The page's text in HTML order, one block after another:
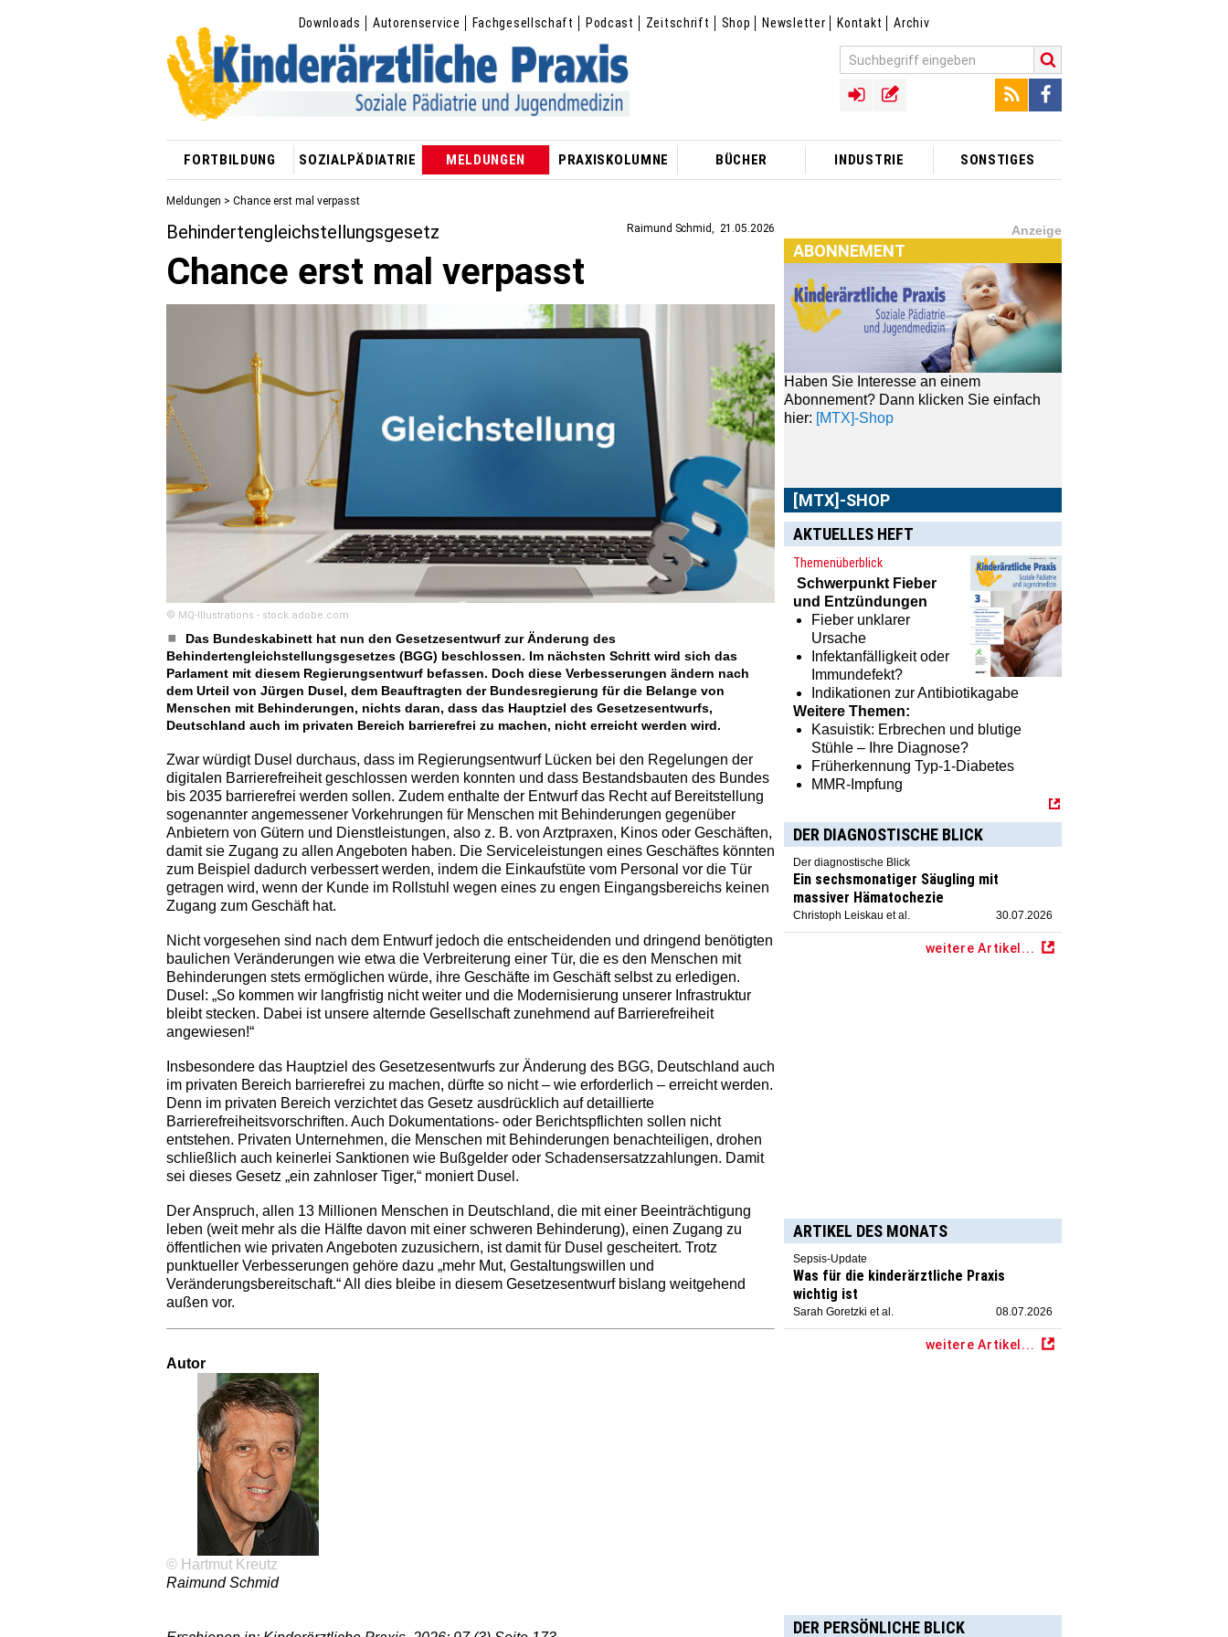
Downloads Autorenservice Fachgesellschaft Podcast Zeitschrift Shop Newsletter Kontakt Archiv
FORTBILDUNG SOZIALPÄDIATRIE MELDUNGEN PRAXISKOLUMNE BÜCHER INDUSTRIE SONSTIGES
Meldungen > Chance erst mal verpasst
Raimund Schmid 21.05.2026
Behinderten­gleichstellungsgesetz
Chance erst mal verpasst
© MQ-Illustrations - stock.adobe.com
Das Bundeskabinett hat nun den Gesetzesentwurf zur Änderung des
Behindertengleichstellungsgesetzes (BGG) beschlossen. Im nächsten Schritt wird sich das
Parlament mit diesem Regierungsentwurf befassen. Doch diese Verbesserungen ändern nach
dem Urteil von Jürgen Dusel, dem Beauftragten der Bundesregierung für die Belange von
Menschen mit Behinderungen, nichts daran, dass das Hauptziel des Gesetzesentwurfs,
Deutschland auch im privaten Bereich barrierefrei zu machen, nicht erreicht werden wird.
Zwar würdigt Dusel durchaus, dass im Regierungsentwurf ­Lücken bei den Regelungen der
digitalen Barrierefreiheit geschlossen werden konnten und dass Bestandsbauten des Bundes
bis 2035 barrierefrei werden sollen. Zudem enthalte der Entwurf das Recht auf Bereitstellung
sogenannter angemessener Vorkehrungen für Menschen mit Behinderungen gegenüber
Anbietern von Gütern und Dienstleistungen, also z. B. von Arztpraxen, Kinos oder Geschäften,
damit sie Zugang zu allen Angeboten haben. Die Serviceleistungen eines Geschäftes könnten
zum Beispiel dadurch verbessert werden, indem die Einkaufstüte vom Personal vor die Tür
getragen wird, wenn der Kunde im Rollstuhl wegen eines zu engen Eingangsbereichs keinen
Zugang zum Geschäft hat.
Nicht vorgesehen sind nach dem Entwurf jedoch die entscheidenden und dringend benötigten
baulichen Veränderungen wie etwa die Verbreiterung einer Tür, die es den Menschen mit
Behinderungen stets ermöglichen würde, ihre Geschäfte im Geschäft selbst zu erledigen.
Dusel: „So kommen wir langfristig nicht weiter und die Modernisierung unserer Infrastruktur
bleibt stecken. Dabei ist unsere alternde Gesellschaft zunehmend auf Barrierefreiheit
angewiesen!“
Insbesondere das Hauptziel des Gesetzesentwurfs zur Änderung des BGG, Deutschland auch
im privaten Bereich barrierefrei zu machen, dürfte so nicht – wie erforderlich – erreicht werden.
Denn im privaten Bereich verzichtet das Gesetz ausdrücklich auf detaillierte
Barrierefreiheitsvorschriften. Auch Dokumentations- oder Berichtspflichten sollen nicht
entstehen. Privaten Unternehmen, die Menschen mit Behinderungen benachteiligen, drohen
schließlich auch keinerlei Sanktionen wie Bußgelder oder Schadensersatzzahlungen. Damit
sei dieses Gesetz „ein ­zahnloser ­Tiger,“ moniert Dusel.
Der Anspruch, allen 13 Millionen Menschen in Deutschland, die mit einer Beeinträchtigung
leben (weit mehr als die Hälfte davon mit einer schweren Behinderung), einen Zugang zu
öffentlichen wie privaten Angeboten zuzusichern, ist damit für Dusel gescheitert. Trotz
punktueller Verbesserungen gehöre dazu „mehr Mut, Gestaltungswillen und
Veränderungsbereitschaft.“ All dies bleibe in diesem Gesetzesentwurf bislang weitgehend
außen vor.
Autor
© Hartmut Kreutz
Raimund Schmid
Anzeige
ABONNEMENT
Haben Sie Interesse an einem
Abonnement? Dann klicken Sie einfach
hier:[MTX]-Shop
[MTX]-SHOP
Im[MTX]-Shopfinden Sie alle Produkte
aus unserem Verlagsprogramm: Bücher,
Zeitschriften oder Schulungsprogramme
sowie praktische Accessoires.
AKTUELLES HEFT
Themenüberblick
Schwerpunkt Fieber
und Entzündungen
Fieber unklarer
Ursache
Infektanfälligkeit oder
Immundefekt?
Indikationen zur Antibiotikagabe
Weitere Themen:
Kasuistik: Erbrechen und blutige
Stühle – Ihre Diagnose?
Früherkennung Typ-1-Diabetes
MMR-Impfung
DER DIAGNOSTISCHE BLICK
Der diagnostische Blick
Ein sechsmonatiger Säugling mit
massiver Hämatochezie
Christoph Leiskau et al. 30.07.2026
weitere Artikel...
ARTIKEL DES MONATS
Sepsis-Update
Was für die kinderärztliche Praxis
wichtig ist
Sarah Goretzki et al. 08.07.2026
weitere Artikel...
DER PERSÖNLICHE BLICK